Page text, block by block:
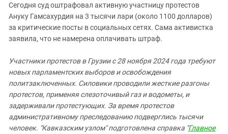
Сегодня суд оштрафовал активную участницу протестов
Ануку Гамсахурдия на 3 тысячи лари (около 1100 долларов)
за критические посты в социальных сетях. Сама активистка
заявила, что не намерена оплачивать штраф.
Участники протестов в Грузии с 28 ноября 2024 года требуют
новых парламентских выборов и освобождения
политзаключенных. Силовики проводили жесткие разгоны
протестов, применяя слезоточивый газ и водометы, и
задерживали протестующих. За время протестов
административному преследованию подверглись тысячи
человек. "Кавказским узлом" подготовлена справка "Главное